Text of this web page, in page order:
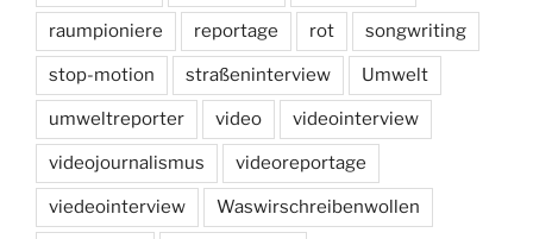
raumpioniere reportage rot songwriting
stop-motion straßeninterview Umwelt
umweltreporter video videointerview
videojournalismus videoreportage
viedeointerview Waswirschreibenwollen